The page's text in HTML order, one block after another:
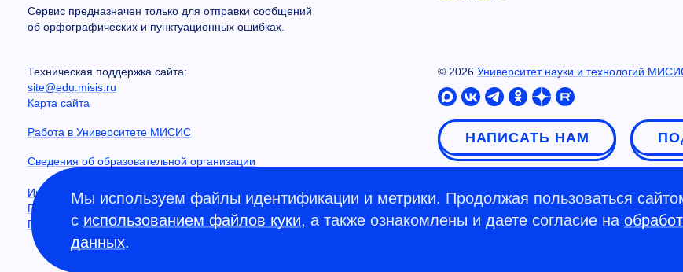
Сервис предназначен только для отправки сообщений
об орфографических и пунктуационных ошибках.
Техническая поддержка сайта:
site@edu.misis.ru
Карта сайта
Работа в Университете МИСИС
Сведения об образовательной организации
Информация о закупках
Противодействие коррупции
Политика конфиденциальности
© 2026 Университет науки и технологий
НАПИСАТЬ НАМ
Мы используем файлы идентификации и метрики. Продолжая пользоваться
с использованием файлов куки, а также ознакомлены и даете согласие на
данных.